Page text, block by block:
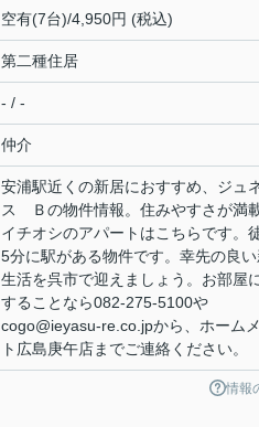
空有(7台)/4,950円 (税込)
第二種住居
- / -
仲介
安浦駅近くの新居におすすめ、ジュ
ス Ｂの物件情報。住みやすさが満
イチオシのアパートはこちらです。
5分に駅がある物件です。幸先の良
生活を呉市で迎えましょう。お部屋
することなら082-275-5100や
cogo@ieyasu-re.co.jpから、ホーム
ト広島庚午店までご連絡ください。
情報